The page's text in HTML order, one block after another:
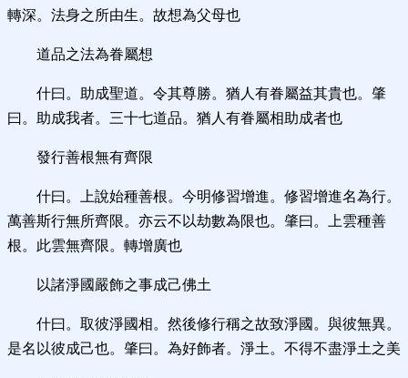
轉深。法身之所由生。故想為父母也
道品之法為眷屬想
什曰。助成聖道。令其尊勝。猶人有眷屬益其貴也。肇
曰。助成我者。三十七道品。猶人有眷屬相助成者也
發行善根無有齊限
什曰。上說始種善根。今明修習增進。修習增進名為行。
萬善斯行無所齊限。亦云不以劫數為限也。肇曰。上雲種善
根。此雲無齊限。轉增廣也
以諸淨國嚴飾之事成己佛土
什曰。取彼淨國相。然後修行稱之故致淨國。與彼無異。
是名以彼成己也。肇曰。為好飾者。淨土。不得不盡淨土之美